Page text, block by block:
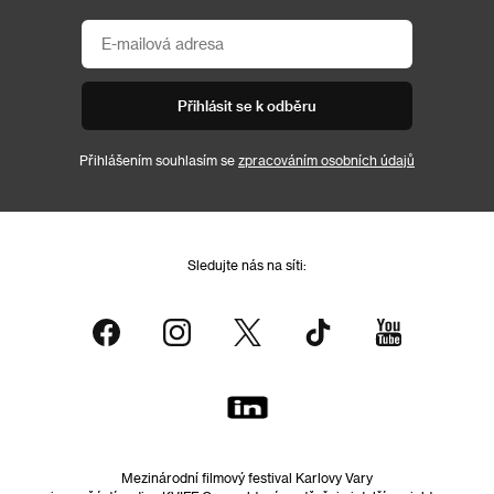
Přihlásit se k odběru
Přihlášením souhlasím se zpracováním osobních údajů
Sledujte nás na síti:
Mezinárodní filmový festival Karlovy Vary